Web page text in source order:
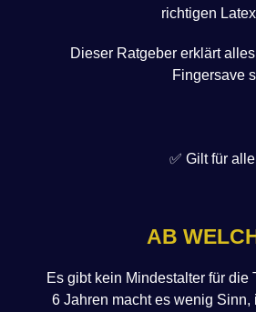
richtigen
Dieser Ratgeber erklärt
Fingersave
✅ Gilt für
AB
Es gibt kein Mindestalter für
6 Jahren macht es wenig